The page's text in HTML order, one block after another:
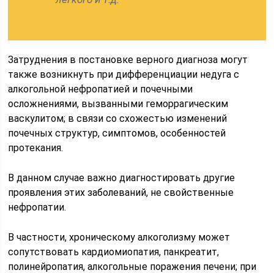
Затруднения в постановке верного диагноза могут
также возникнуть при дифференциации недуга с
алкогольной нефропатией и почечными
осложнениями, вызванными геморрагическим
васкулитом; в связи со схожестью изменений
почечных структур, симптомов, особенностей
протекания.
В данном случае важно диагностировать другие
проявления этих заболеваний, не свойственные
нефропатии.
В частности, хроническому алкоголизму может
сопутствовать кардиомиопатия, панкреатит,
полинейропатия, алкогольные поражения печени; при